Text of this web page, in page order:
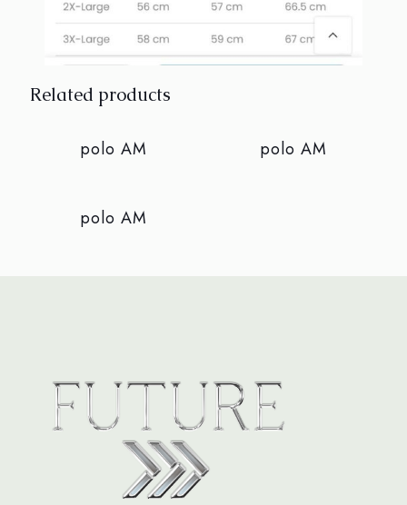
Related products
polo AM polo AM
polo AM